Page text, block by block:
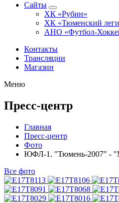
Сайты
ХК «Рубин»
ХК «Тюменский
АНО «Футбол-
Контакты
Трансляции
Магазин
Меню
Пресс-центр
Главная
Пресс-центр
Фото
ЮФЛ-1. "Тюмень-2007" -
Все фото